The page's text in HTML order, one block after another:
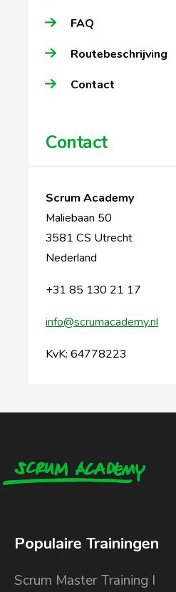
FAQ
Routebeschrijving
Contact
Contact
Scrum Academy
Maliebaan 50
3581 CS Utrecht
Nederland
+31 85 130 21 17
info@scrumacademy.nl
KvK: 64778223
Populaire Trainingen
Scrum Master Training I